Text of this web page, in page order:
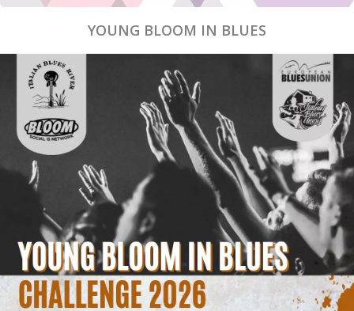
YOUNG BLOOM IN BLUES